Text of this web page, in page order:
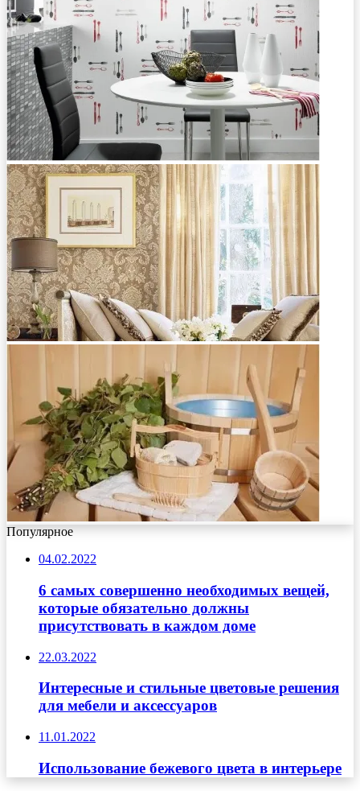
Популярное
04.02.2022
6 самых совершенно необходимых вещей,
которые обязательно должны
присутствовать в каждом доме
22.03.2022
Интересные и стильные цветовые решения
для мебели и аксессуаров
11.01.2022
Использование бежевого цвета в интерьере